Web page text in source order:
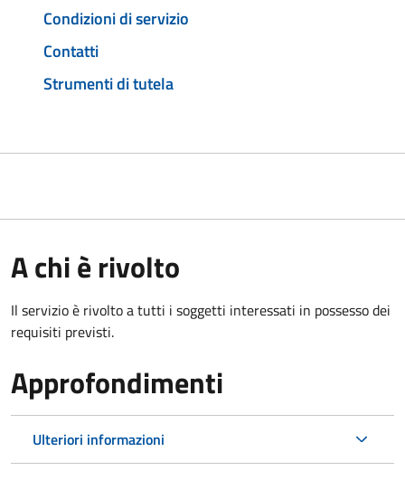
Condizioni di servizio
Contatti
Strumenti di tutela
A chi è rivolto
Il servizio è rivolto a tutti i soggetti interessati in possesso dei
requisiti previsti.
Approfondimenti
Ulteriori informazioni